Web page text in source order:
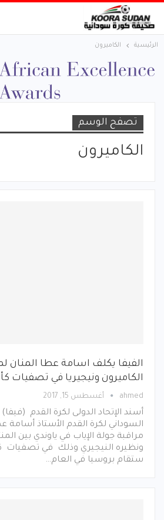
الرئيسية الكاميرون
تصفح الوسم
الكاميرون
الفيفا يكلف اسامة عطا المنان
الكاميرون ونيجيريا في تصفيات
ahmed أغسطس 15, 2017
أسند الإتحاد الدولى لكرة القدم (فيفا)
السوداني لكرة القدم الأستاذ
مراقبة جولة الإياب في ياوندي بين
ونظيره النيجيري وذلك في تصفيات
ستقام بروسيا في العام…